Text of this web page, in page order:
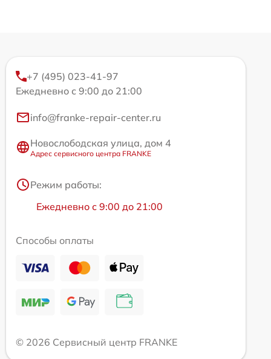
+7 (495) 023-41-97
Ежедневно с 9:00 до 21:00
info@franke-repair-center.ru
Новослободская улица, дом 4
Адрес сервисного центра FRANKE
Режим работы:
Ежедневно с 9:00 до 21:00
Способы оплаты
© 2026 Сервисный центр FRANKE